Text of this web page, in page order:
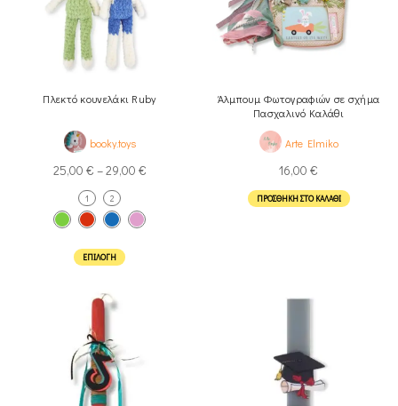
Πλεκτό κουνελάκι Ruby
booky.toys
25,00 € –29,00 €
1 2
ΕΠΙΛΟΓΉ
Άλμπουμ Φωτογραφιών σε σχήμα
Πασχαλινό Καλάθι
Arte Elmiko
16,00 €
ΠΡΟΣΘΉΚΗ ΣΤΟ ΚΑΛΆΘΙ